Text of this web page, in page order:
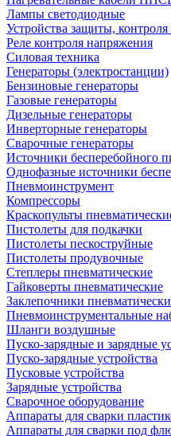
Лампы светодиодные
Устройства защиты,
Реле контроля напряжения
Силовая техника
Генераторы (электростанции)
Бензиновые генераторы
Газовые генераторы
Дизельные генераторы
Инверторные генераторы
Сварочные генераторы
Источники бесперебойного
Однофазные источники
Пневмоинструмент
Компрессоры
Краскопульты
Пистолеты для подкачки
Пистолеты пескоструйные
Пистолеты продувочные
Степлеры пневматические
Гайковерты пневматические
Заклепочники
Пневмоинструментальные
Шланги воздушные
Пуско-зарядные и зарядные
Пуско-зарядные устройства
Пусковые устройства
Зарядные устройства
Сварочное оборудование
Аппараты для сварки
Аппараты для сварки под